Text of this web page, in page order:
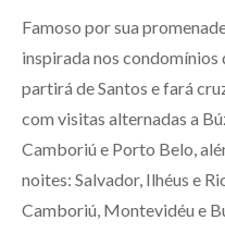
CRUZEIROS
Famoso por sua
inspirada nos condomínios
partirá de Santos e fará
com visitas alternadas a
Camboriú e Porto Belo,
noites: Salvador, Ilhéus e
Camboriú, Montevidéu e